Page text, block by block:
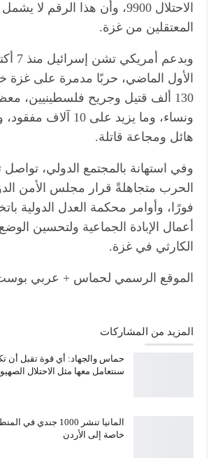
المزيد من المشاركات
حماس والجهاد: أي قوة تقبل أن
سنتعامل معها مثل الاحتلال
المانيا تنشر 1000
خاصة إلى الأردن
الاحتلال 9900، وأن هذا الرقم لا
المعتقلين من غزة.
الأول الماضي، حربًا مدمرة على غزة
130 ألف قتيل وجريح فلسطينيين،
ونساء، وما يزيد على 10
هائل ومجاعة قاتلة.
وفي استهانة بالمجتمع الدولي، تواصل
الحرب متجاهلةً قرار مجلس الأمن
فورًا، وأوامر محكمة العدل الدولية
أعمال الإبادة الجماعية ولتحسين
الكارثي في غزة.
الموقع الرسمي لحماس + عربي